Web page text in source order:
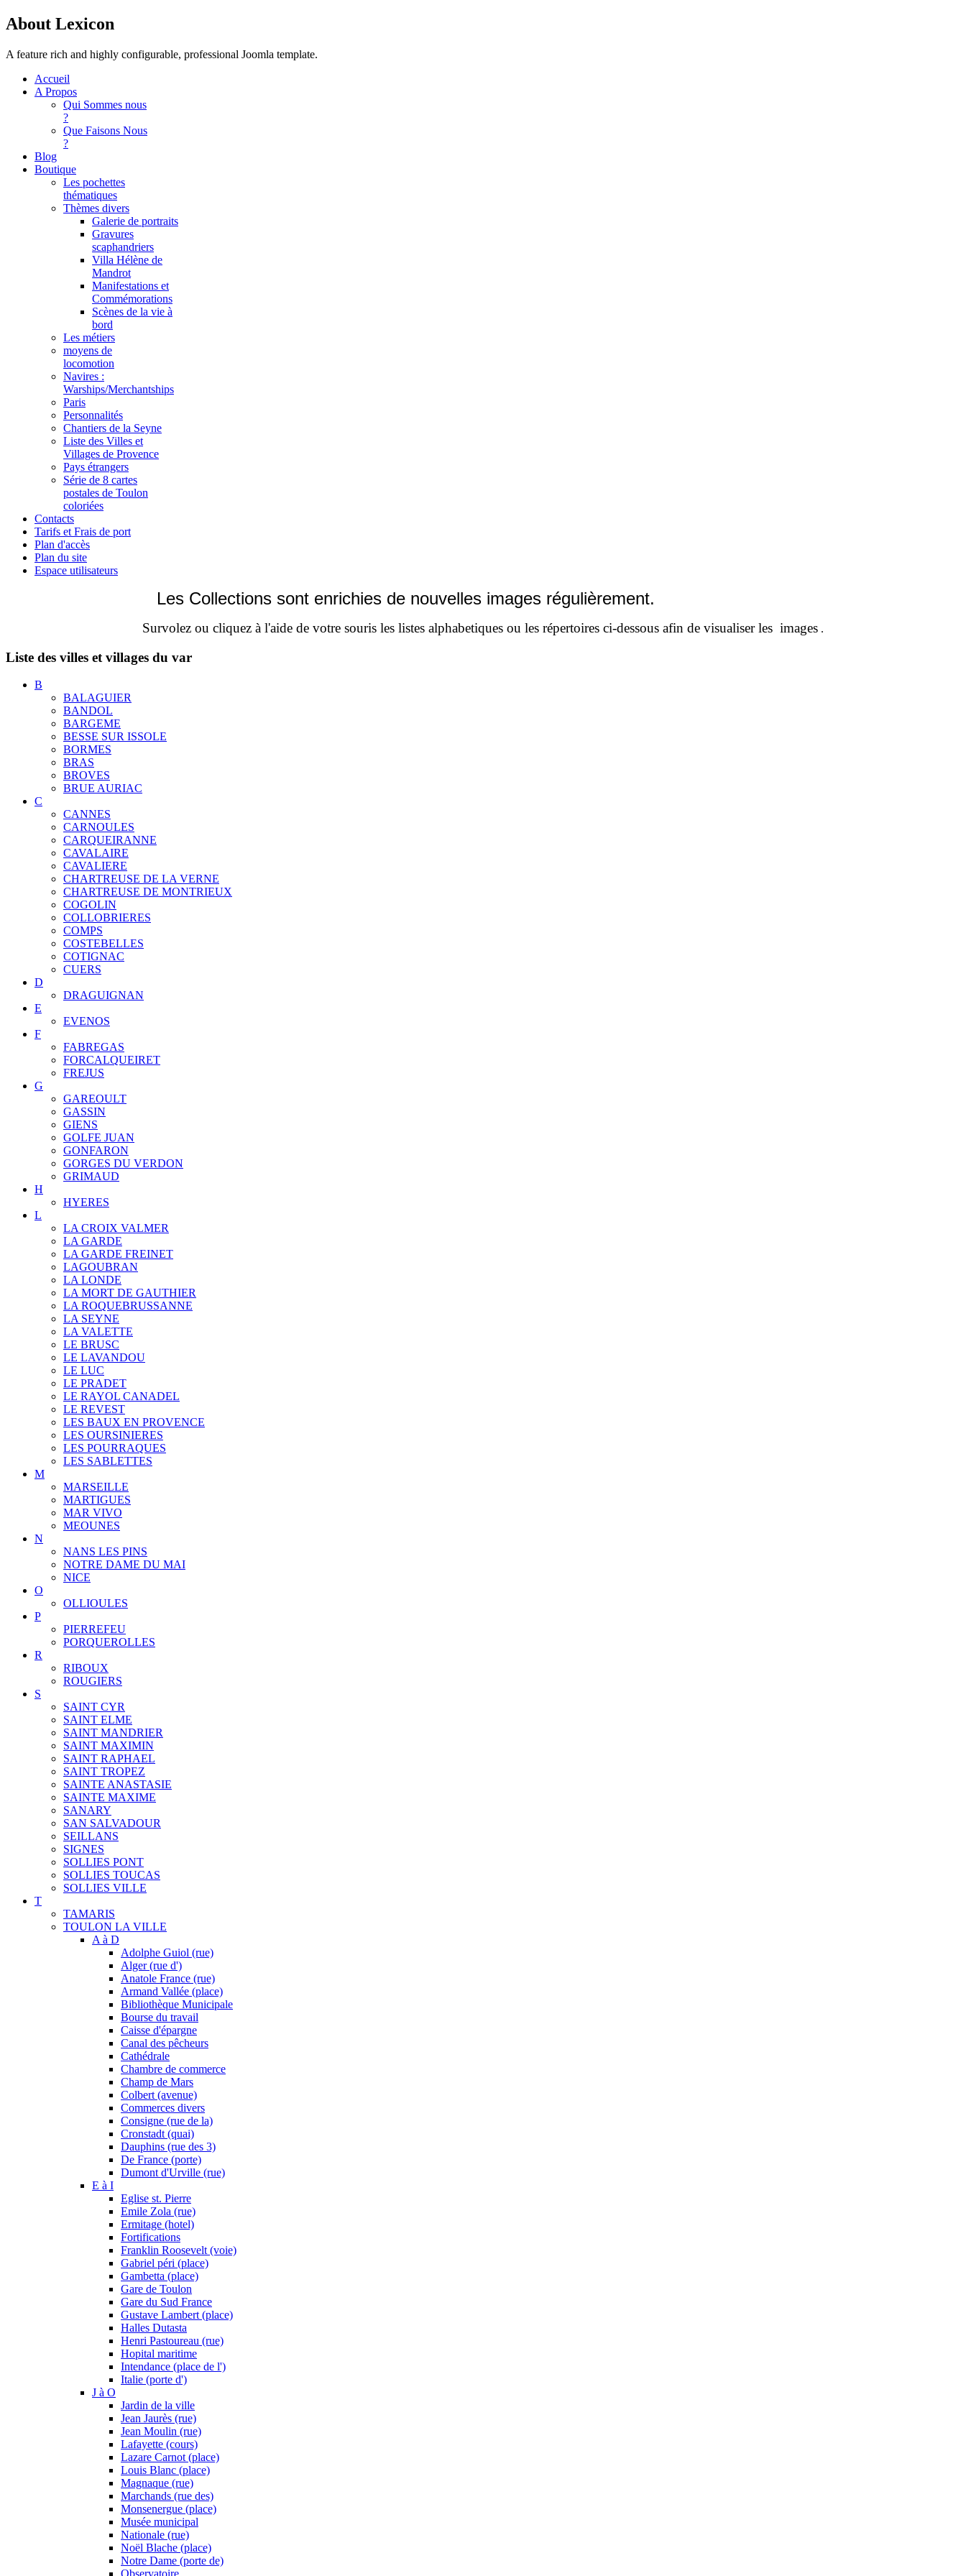
About Lexicon
A feature rich and highly configurable, professional Joomla template.
Accueil
A Propos
Qui Sommes nous
?
Que Faisons Nous
?
Blog
Boutique
Les pochettes
thématiques
Thèmes divers
Galerie de portraits
Gravures
scaphandriers
Villa Hélène de
Mandrot
Manifestations et
Commémorations
Scènes de la vie à
bord
Les métiers
moyens de
locomotion
Navires :
Warships/Merchantships
Paris
Personnalités
Chantiers de la Seyne
Liste des Villes et
Villages de Provence
Pays étrangers
Série de 8 cartes
postales de Toulon
coloriées
Contacts
Tarifs et Frais de port
Plan d'accès
Plan du site
Espace utilisateurs
Les Collections sont enrichies de nouvelles images régulièrement.
Survolez ou cliquez à l'aide de votre souris les listes alphabetiques ou les répertoires ci-dessous afin de visualiser les images .
Liste des villes et villages du var
B
BALAGUIER
BANDOL
BARGEME
BESSE SUR ISSOLE
BORMES
BRAS
BROVES
BRUE AURIAC
C
CANNES
CARNOULES
CARQUEIRANNE
CAVALAIRE
CAVALIERE
CHARTREUSE DE LA VERNE
CHARTREUSE DE MONTRIEUX
COGOLIN
COLLOBRIERES
COMPS
COSTEBELLES
COTIGNAC
CUERS
D
DRAGUIGNAN
E
EVENOS
F
FABREGAS
FORCALQUEIRET
FREJUS
G
GAREOULT
GASSIN
GIENS
GOLFE JUAN
GONFARON
GORGES DU VERDON
GRIMAUD
H
HYERES
L
LA CROIX VALMER
LA GARDE
LA GARDE FREINET
LAGOUBRAN
LA LONDE
LA MORT DE GAUTHIER
LA ROQUEBRUSSANNE
LA SEYNE
LA VALETTE
LE BRUSC
LE LAVANDOU
LE LUC
LE PRADET
LE RAYOL CANADEL
LE REVEST
LES BAUX EN PROVENCE
LES OURSINIERES
LES POURRAQUES
LES SABLETTES
M
MARSEILLE
MARTIGUES
MAR VIVO
MEOUNES
N
NANS LES PINS
NOTRE DAME DU MAI
NICE
O
OLLIOULES
P
PIERREFEU
PORQUEROLLES
R
RIBOUX
ROUGIERS
S
SAINT CYR
SAINT ELME
SAINT MANDRIER
SAINT MAXIMIN
SAINT RAPHAEL
SAINT TROPEZ
SAINTE ANASTASIE
SAINTE MAXIME
SANARY
SAN SALVADOUR
SEILLANS
SIGNES
SOLLIES PONT
SOLLIES TOUCAS
SOLLIES VILLE
T
TAMARIS
TOULON LA VILLE
A à D
Adolphe Guiol (rue)
Alger (rue d')
Anatole France (rue)
Armand Vallée (place)
Bibliothèque Municipale
Bourse du travail
Caisse d'épargne
Canal des pêcheurs
Cathédrale
Chambre de commerce
Champ de Mars
Colbert (avenue)
Commerces divers
Consigne (rue de la)
Cronstadt (quai)
Dauphins (rue des 3)
De France (porte)
Dumont d'Urville (rue)
E à I
Eglise st. Pierre
Emile Zola (rue)
Ermitage (hotel)
Fortifications
Franklin Roosevelt (voie)
Gabriel péri (place)
Gambetta (place)
Gare de Toulon
Gare du Sud France
Gustave Lambert (place)
Halles Dutasta
Henri Pastoureau (rue)
Hopital maritime
Intendance (place de l')
Italie (porte d')
J à O
Jardin de la ville
Jean Jaurès (rue)
Jean Moulin (rue)
Lafayette (cours)
Lazare Carnot (place)
Louis Blanc (place)
Magnaque (rue)
Marchands (rue des)
Monsenergue (place)
Musée municipal
Nationale (rue)
Noël Blache (place)
Notre Dame (porte de)